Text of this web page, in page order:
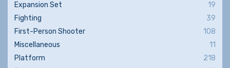
Expansion Set
19
Fighting
39
First-Person Shooter
108
Miscellaneous
11
Platform
218